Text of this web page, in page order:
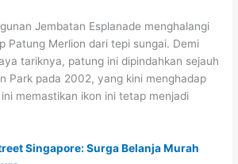
Jembatan Esplanade menghalangi
Patung Merlion dari tepi sungai. Demi
tariknya, patung ini dipindahkan sejauh
Park pada 2002, yang kini menghadap
memastikan ikon ini tetap menjadi
Singapore: Surga Belanja Murah